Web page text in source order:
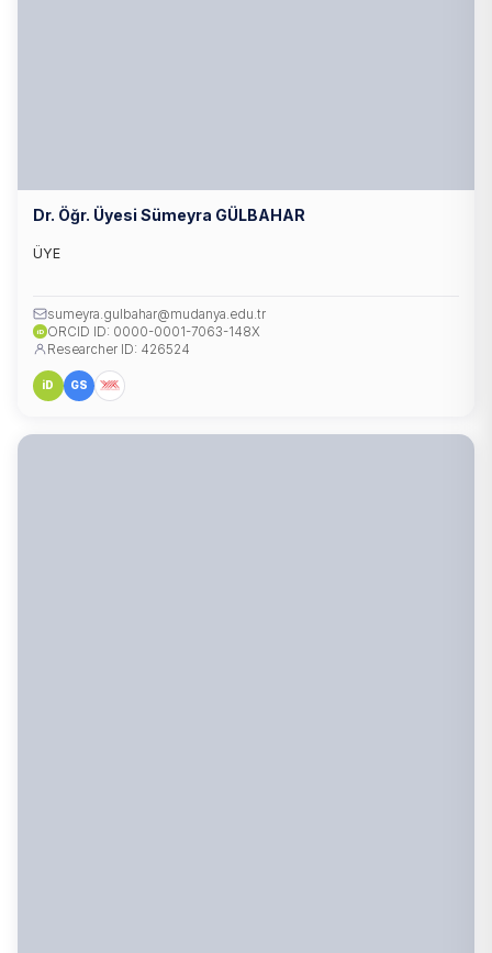
Dr. Öğr. Üyesi Sümeyra GÜLBAHAR
ÜYE
sumeyra.gulbahar@mudanya.edu.tr
iD ORCID ID: 0000-0001-7063-148X
Researcher ID: 426524
iD GS